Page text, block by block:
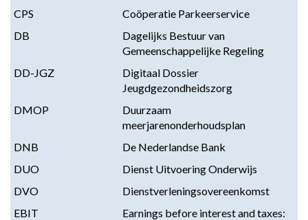
CPS
Coöperatie Parkeerservice
DB
Dagelijks Bestuur van
Gemeenschappelijke Regeling
DD-JGZ
Digitaal Dossier
Jeugdgezondheidszorg
DMOP
Duurzaam
meerjarenonderhoudsplan
DNB
De Nederlandse Bank
DUO
Dienst Uitvoering Onderwijs
DVO
Dienstverleningsovereenkomst
EBIT
Earnings before interest and taxes: